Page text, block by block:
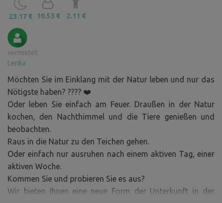
23.17 € 10.53 € 2.11 €
vermietet:
Lenka
Möchten Sie im Einklang mit der Natur leben und nur das
Nötigste haben? ???? ❤️
Oder leben Sie einfach am Feuer. Draußen in der Natur
kochen, den Nachthimmel und die Tiere genießen und
beobachten.
Raus in die Natur zu den Teichen gehen.
Oder einfach nur ausruhen nach einem aktiven Tag, einer
aktiven Woche.
Kommen Sie und probieren Sie es aus?
Wir bieten Ihnen eine neue Form der Unterkunft in der